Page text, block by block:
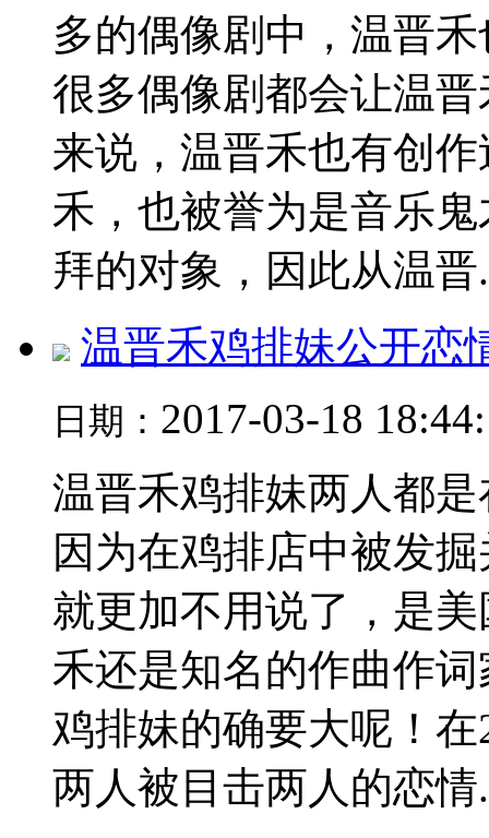
多的偶像剧中，温晋
很多偶像剧都会让温
来说，温晋禾也有创
禾，也被誉为是音乐
拜的对象，因此从温晋
温晋禾鸡排妹公开恋
日期： 2017-03-18
温晋禾鸡排妹两人都
因为在鸡排店中被发
就更加不用说了，是
禾还是知名的作曲作
鸡排妹的确要大呢！
两人被目击两人的恋情